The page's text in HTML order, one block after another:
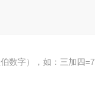
数字），如：三加四=7